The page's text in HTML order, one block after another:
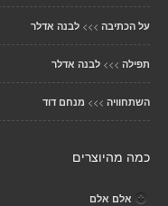
על הכתיבה >>> לבנה אדלר
תפילה >>> לבנה אדלר
השתחוויה >>> מנחם דוד
כמה מהיוצרים
אלם אלם